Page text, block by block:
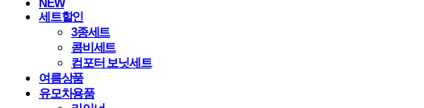
세트할인
3종세트
콤비세트
컴포터 보닛세트
여름상품
유모차용품